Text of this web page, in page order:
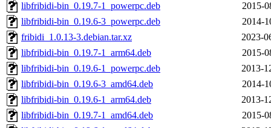
libfribidi-bin_0.19.7-1_powerpc.deb
2015-
libfribidi-bin_0.19.6-3_powerpc.deb
2014-
fribidi_1.0.13-3.debian.tar.xz
2023-
libfribidi-bin_0.19.7-1_arm64.deb
2015-
libfribidi-bin_0.19.6-1_powerpc.deb
2013-
libfribidi-bin_0.19.6-3_amd64.deb
2014-
libfribidi-bin_0.19.6-1_arm64.deb
2013-
libfribidi-bin_0.19.7-1_amd64.deb
2015-